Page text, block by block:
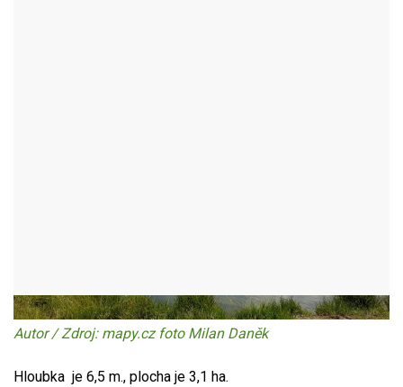
Autor / Zdroj: mapy.cz foto Milan Daněk
Hloubka je 6,5 m., plocha je 3,1 ha.